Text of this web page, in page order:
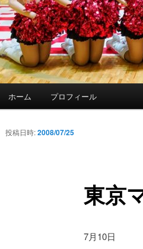
ホーム プロフィール
東京
投稿日時:2008/07/25
7月10日